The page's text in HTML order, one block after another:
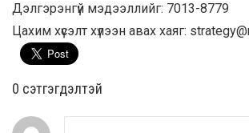
Дэлгэрэнгүй мэдээллийг: 7013-8779
Цахим хүсэлт хүлээн авах хаяг:
0 cэтгэгдэлтэй